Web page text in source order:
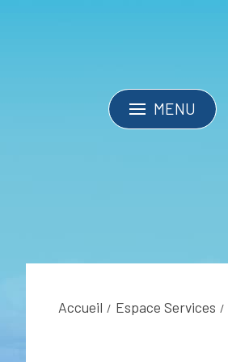
MENU
Accueil Espace Services